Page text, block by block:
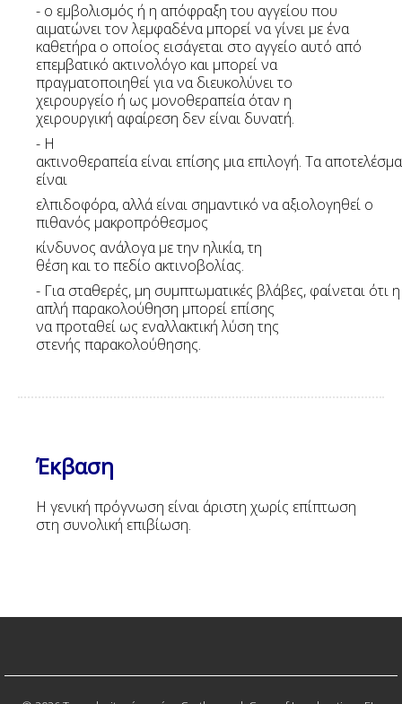
- ο εμβολισμός ή η απόφραξη του αγγείου που
αιματώνει τον λεμφαδένα μπορεί να γίνει με ένα
καθετήρα ο οποίος εισάγεται στο αγγείο αυτό από
επεμβατικό ακτινολόγο και μπορεί να
πραγματοποιηθεί για να διευκολύνει το
χειρουργείο ή ως μονοθεραπεία όταν η
χειρουργική αφαίρεση δεν είναι δυνατή.
- Η
ακτινοθεραπεία είναι επίσης μια επιλογή. Τα
είναι
ελπιδοφόρα, αλλά είναι σημαντικό να αξιολογηθεί ο
πιθανός μακροπρόθεσμος
κίνδυνος ανάλογα με την ηλικία, τη
θέση και το πεδίο ακτινοβολίας.
- Για σταθερές, μη συμπτωματικές βλάβες, φαίνεται ότι η
απλή παρακολούθηση μπορεί επίσης
να προταθεί ως εναλλακτική λύση της
στενής παρακολούθησης.
Έκβαση
Η γενική πρόγνωση είναι άριστη χωρίς επίπτωση
στη συνολική επιβίωση.